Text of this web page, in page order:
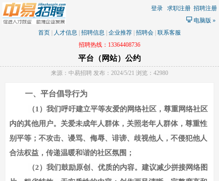
登录 求职注册 招聘注册
电脑版 »
首页
人才信息 招聘信息 企业推荐 招聘会 联系客服
招聘热线：13364408736
平台（网站）公约
来源：中易招聘 发布：2024/5/21 浏览：42980
一、平台倡导行为
（1）我们呼吁建立平等友爱的网络社区，尊重网络社区
内的其他用户。关爱未成年人群体，关照老年人群体，尊重性
别平等；不攻击、谩骂、侮辱、诽谤、歧视他人，不侵犯他人
合法权益，传递温暖和谐的社区氛围；
（2）我们鼓励原创、优质的内容。建议减少拼接网络图